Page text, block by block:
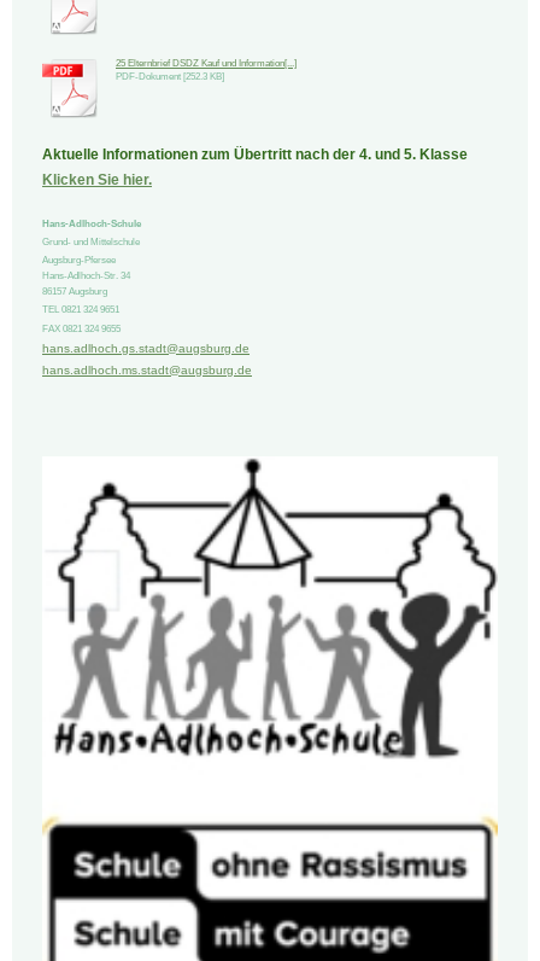
25 Elternbrief DSDZ Kauf und Information[...]
PDF-Dokument [252.3 KB]
Aktuelle Informationen zum Übertritt nach der 4. und 5. Klasse
Klicken Sie hier.
Hans-Adlhoch-Schule
Grund- und Mittelschule
Augsburg-Pfersee
Hans-Adlhoch-Str. 34
86157 Augsburg
TEL 0821 324 9651
FAX 0821 324 9655
hans.adlhoch.gs.stadt@augsburg.de
hans.adlhoch.ms.stadt@augsburg.de